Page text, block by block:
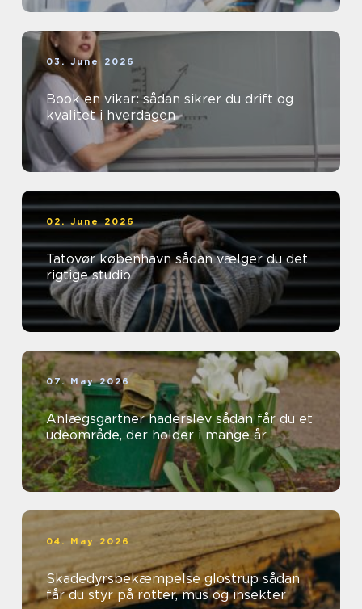
03. June 2026
Book en vikar: sådan sikrer du drift og
kvalitet i hverdagen
02. June 2026
Tatovør københavn sådan vælger du det
rigtige studio
07. May 2026
Anlægsgartner haderslev sådan får du et
udeområde, der holder i mange år
04. May 2026
Skadedyrsbekæmpelse glostrup sådan
får du styr på rotter, mus og insekter